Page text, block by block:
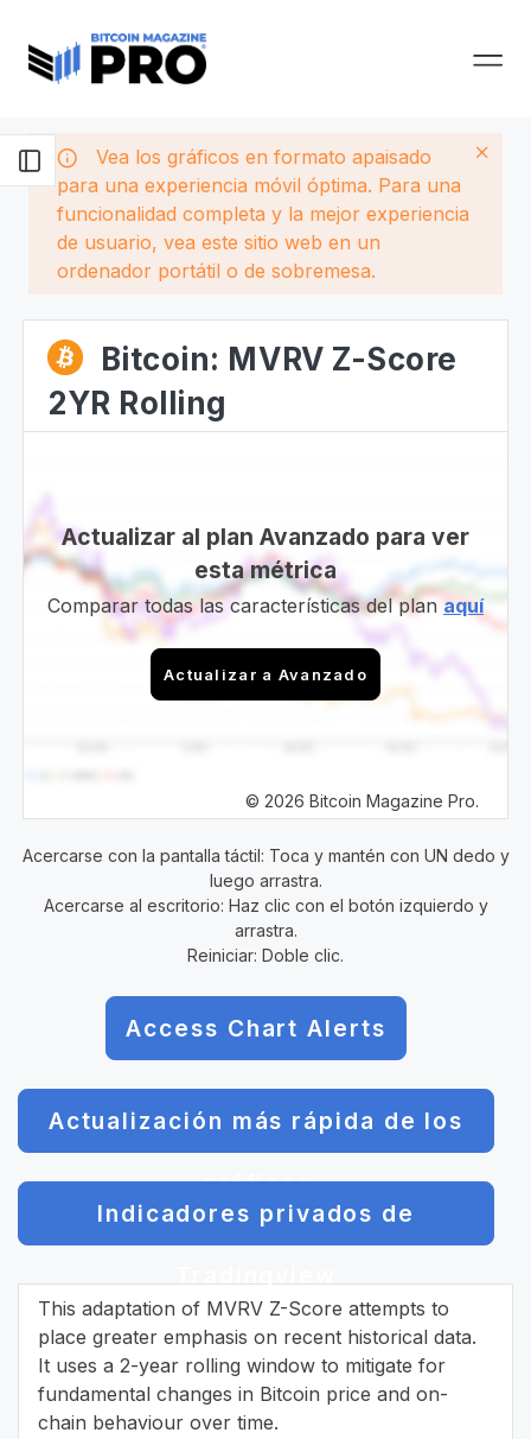
Vea los gráficos en formato apaisado
para una experiencia móvil óptima. Para una
funcionalidad completa y la mejor experiencia
de usuario, vea este sitio web en un
ordenador portátil o de sobremesa.
Bitcoin: MVRV Z-Score
2YR Rolling
Actualizar al plan Avanzado para ver
esta métrica
Comparar todas las características del planaquí
Actualizar a Avanzado
© 2026 Bitcoin Magazine Pro.
Acercarse con la pantalla táctil: Toca y mantén con UN dedo y
luego arrastra.
Acercarse al escritorio: Haz clic con el botón izquierdo y
arrastra.
Reiniciar: Doble clic.
Access Chart Alerts
Actualización más rápida de los
gráficos
Indicadores privados de
This adaptation of MVRV Z-Score attempts to
place greater emphasis on recent historical data.
It uses a 2-year rolling window to mitigate for
fundamental changes in Bitcoin price and on-
chain behaviour over time.